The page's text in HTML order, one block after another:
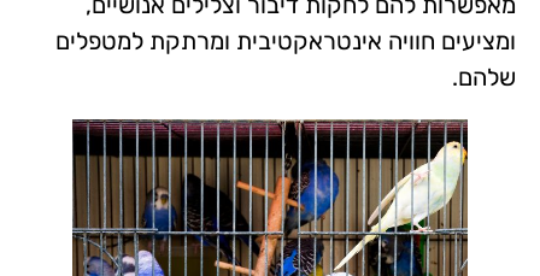
ומציעים חוויה אינטראקטיבית ומרתקת למטפלים
שלהם.